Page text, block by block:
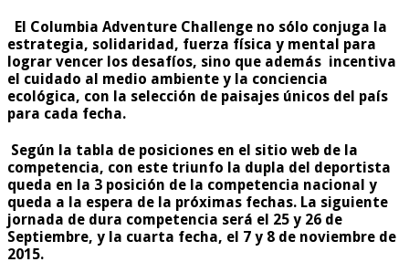
El Columbia Adventure Challenge no sólo conjuga la
estrategia, solidaridad, fuerza física y mental para
lograr vencer los desafíos, sino que además incentiva
el cuidado al medio ambiente y la conciencia
ecológica, con la selección de paisajes únicos del país
para cada fecha.
Según la tabla de posiciones en el sitio web de la
competencia, con este triunfo la dupla del deportista
queda en la 3 posición de la competencia nacional y
queda a la espera de la próximas fechas. La siguiente
jornada de dura competencia será el 25 y 26 de
Septiembre, y la cuarta fecha, el 7 y 8 de noviembre de
2015.